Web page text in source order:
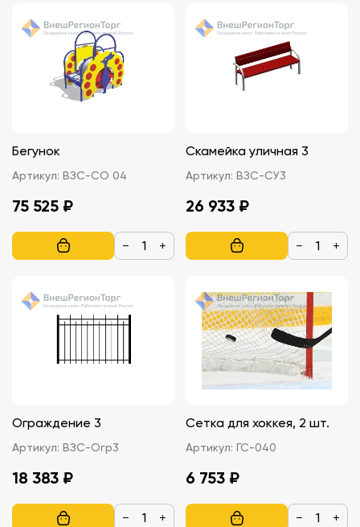
Бегунок
Артикул: ВЗС-СО 04
75 525 ₽
− +
Скамейка уличная 3
Артикул: ВЗС-СУ3
26 933 ₽
− +
Ограждение 3
Артикул: ВЗС-Огр3
18 383 ₽
− +
Сетка для хоккея, 2 шт.
Артикул: ГС-040
6 753 ₽
− +